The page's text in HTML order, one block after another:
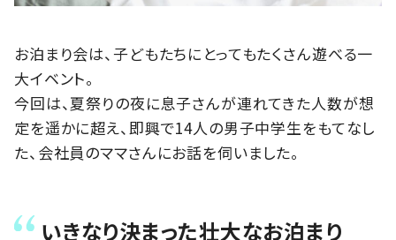
お泊まり会は、子どもたちにとってもたくさん遊べる一
大イベント。
今回は、夏祭りの夜に息子さんが連れてきた人数が想
定を遥かに超え、即興で14人の男子中学生をもてなし
た、会社員のママさんにお話を伺いました。
いきなり決まった壮大なお泊まり